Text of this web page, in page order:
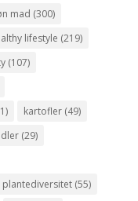
mad (300)
lifestyle (219)
(107)
kartofler(49)
(29)
plantediversitet(55)